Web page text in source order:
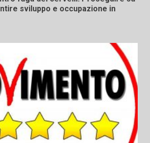
sviluppo e occupazione in